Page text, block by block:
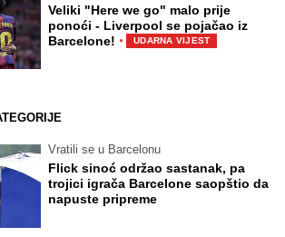
Veliki "Here we go" malo prije
ponoći - Liverpool se pojačao iz
Barcelone! · UDARNA VIJEST
Vratili se u Barcelonu
Flick sinoć održao sastanak, pa
trojici igrača Barcelone saopštio da
napuste pripreme